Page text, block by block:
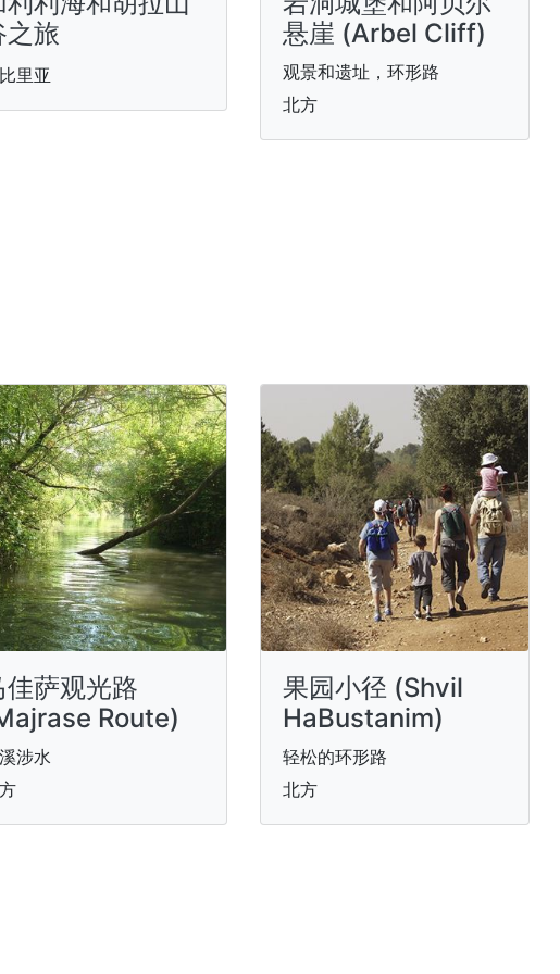
之旅
里亚
悬崖 (Arbel Cliff)
观景和遗址，环形路
北方
佳萨观光路
Route)
涉水
果园小径 (Shvil
HaBustanim)
轻松的环形路
北方